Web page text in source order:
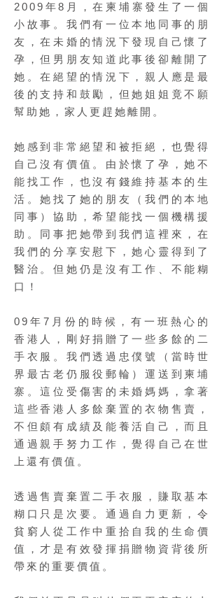
2009年8月，在柬埔寨發生了一個
小故事。我們有一位本地同事的朋
友，在未婚的情況下發現自己懷了
孕，但男朋友知道此事後卻離開了
她。在絕望的情況下，親人應是最
後的支持和鼓勵，但她姐姐竟不願
幫助她，家人更趕她離開。
她感到非常絕望和被拒絕，也覺得
自己沒有價值。由於懷了孕，她不
能找工作，也沒有錢維持基本的生
活。她找了她的朋友（我們的本地
同事）協助，希望能找一個機構援
助。同事把她帶到我們這裡來，在
我們的分享安慰下，她心靈得到了
醫治。但她仍是沒有工作、不能糊
口！
09年7月份的時候，有一班熱心的
香港人，剛好捐贈了一些多餘的二
手衣服。我們透過忠僕號（當時世
界最古老仍服役郵輪）運送到柬埔
寨。這位受傷害的未婚媽媽，拿著
這些香港人多餘棄置的衣物售賣，
不但頗有成績及能養活自己，而且
通過親手努力工作，覺得自己在世
上還有價值。
透過售賣棄置二手衣服，賺取基本
糊口只是次要。通過自力更新，令
貧窮人從工作中重拾自我的生命價
值，才是有效發揮捐贈物資背後所
帶來的重要價值。